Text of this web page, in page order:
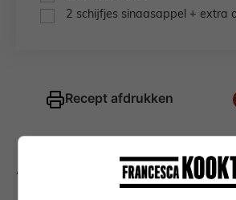
▢
2 schijfjes sinaasappel + extra
Recept afdrukken
Aan de slag!
25 min